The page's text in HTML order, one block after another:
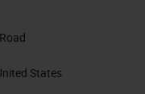
States